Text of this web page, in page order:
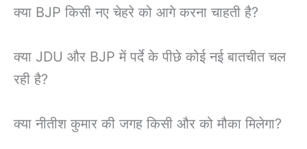
क्या BJP किसी नए चेहरे को आगे करना चाहती है?
क्या JDU और BJP में पर्दे के पीछे कोई नई बातचीत चल
रही है?
क्या नीतीश कुमार की जगह किसी और को मौका मिलेगा?